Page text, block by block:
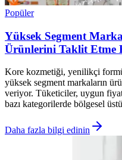
Popüler
Yüksek Segment
Ürünlerini Taklit Etme
Kore kozmetiği, yenilikçi
yüksek segment markaların
veriyor. Tüketiciler, uygun
bazı kategorilerde bölgesel
Daha fazla bilgi edinin